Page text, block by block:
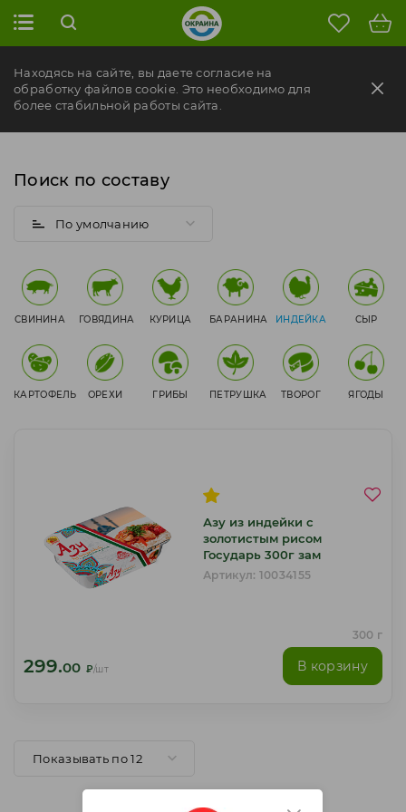
Находясь на сайте, вы даете согласие на
обработку файлов cookie. Это необходимо для
более стабильной работы сайта.
Поиск по составу
По умолчанию
СВИНИНА ГОВЯДИНА КУРИЦА БАРАНИНА ИНДЕЙКА СЫР
КАРТОФЕЛЬ ОРЕХИ ГРИБЫ ПЕТРУШКА ТВОРОГ ЯГОДЫ
Азу из индейки с
золотистым рисом
Государь 300г зам
Артикул: 10034155
300 г
299.00 ₽/шт В корзину
Показывать по 12